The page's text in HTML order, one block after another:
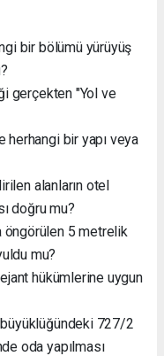
bir bölümü yürüyüş
gerçekten "Yol ve
herhangi bir yapı veya
alanların otel
doğru mu?
öngörülen 5 metrelik
mu?
hükümlerine uygun
727/2
oda yapılması